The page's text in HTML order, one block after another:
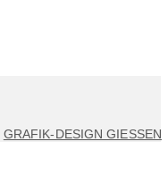
GRAFIK-DESIGN GIESSEN